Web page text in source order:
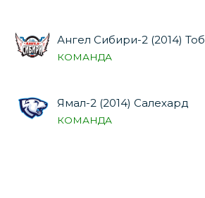
Ангел Сибири-2 (2014)
КОМАНДА
Ямал-2 (2014) Салехард
КОМАНДА